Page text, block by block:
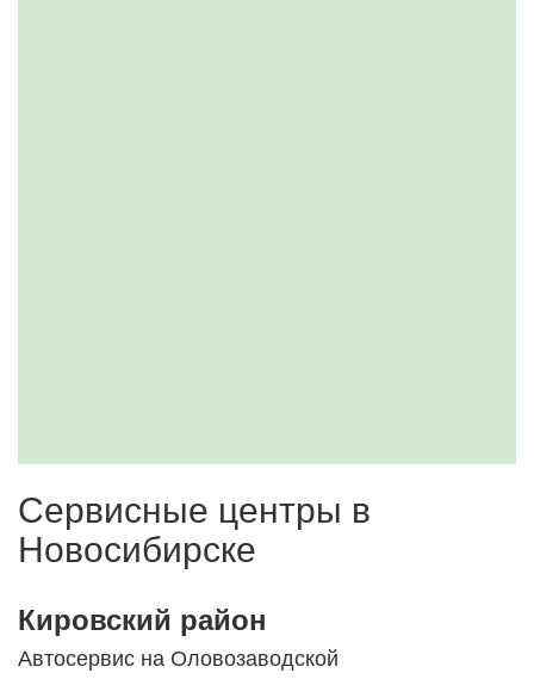
Сервисные центры в
Новосибирске
Кировский район
Автосервис на Оловозаводской